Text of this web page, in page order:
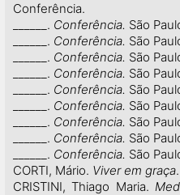
Conferência.
______. Conferência. São
______. Conferência. São
______. Conferência. São
______. Conferência. São
______. Conferência. São
______. Conferência. São
______. Conferência. São
______. Conferência. São
______. Conferência. São
CORTI, Mário. Viver em graça
CRISTINI, Thiago Maria.